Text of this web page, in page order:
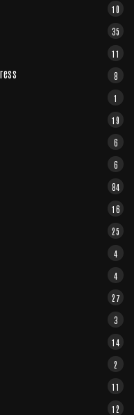
10
35
11
8
1
19
6
6
84
16
25
4
4
27
3
14
2
11
12